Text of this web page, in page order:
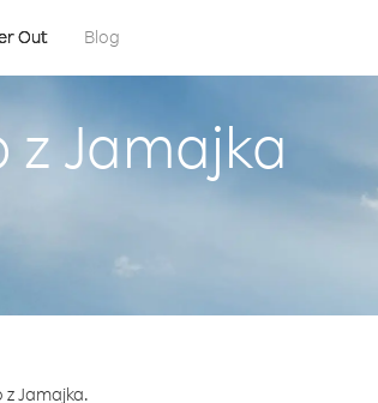
Out Blog
z Jamajka
Jamajka.